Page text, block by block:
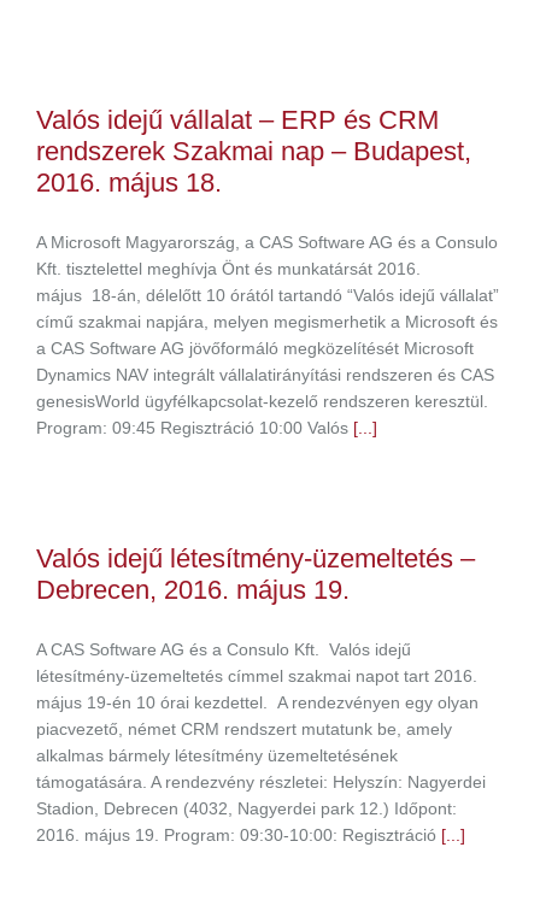
Valós idejű vállalat – ERP és CRM
rendszerek Szakmai nap – Budapest,
2016. május 18.
A Microsoft Magyarország, a CAS Software AG és a Consulo
Kft. tisztelettel meghívja Önt és munkatársát 2016.
május 18-án, délelőtt 10 órától tartandó “Valós idejű vállalat”
című szakmai napjára, melyen megismerhetik a Microsoft és
a CAS Software AG jövőformáló megközelítését Microsoft
Dynamics NAV integrált vállalatirányítási rendszeren és CAS
genesisWorld ügyfélkapcsolat-kezelő rendszeren keresztül.
Program: 09:45 Regisztráció 10:00 Valós [...]
Valós idejű létesítmény-üzemeltetés –
Debrecen, 2016. május 19.
A CAS Software AG és a Consulo Kft. Valós idejű
létesítmény-üzemeltetés címmel szakmai napot tart 2016.
május 19-én 10 órai kezdettel. A rendezvényen egy olyan
piacvezető, német CRM rendszert mutatunk be, amely
alkalmas bármely létesítmény üzemeltetésének
támogatására. A rendezvény részletei: Helyszín: Nagyerdei
Stadion, Debrecen (4032, Nagyerdei park 12.) Időpont:
2016. május 19. Program: 09:30-10:00: Regisztráció [...]